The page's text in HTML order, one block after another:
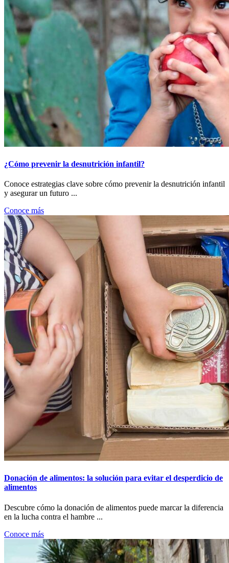
¿Cómo prevenir la desnutrición infantil?
Conoce estrategias clave sobre cómo prevenir la desnutrición infantil
y asegurar un futuro ...
Conoce más
Donación de alimentos: la solución para evitar el desperdicio de
alimentos
Descubre cómo la donación de alimentos puede marcar la diferencia
en la lucha contra el hambre ...
Conoce más